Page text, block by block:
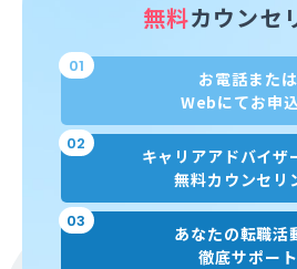
無料カウンセ
01
お電話または
Webにてお申
02
キャリアアドバイザ
無料カウンセリ
03
あなたの転職活
徹底サポート